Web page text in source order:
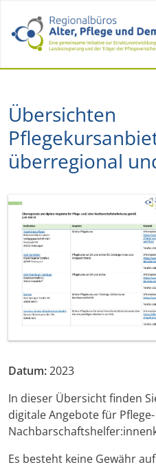
Übersichten
überregional
Datum:2023
In dieser Übersicht finden
digitale Angebote für
Es besteht keine Gewähr